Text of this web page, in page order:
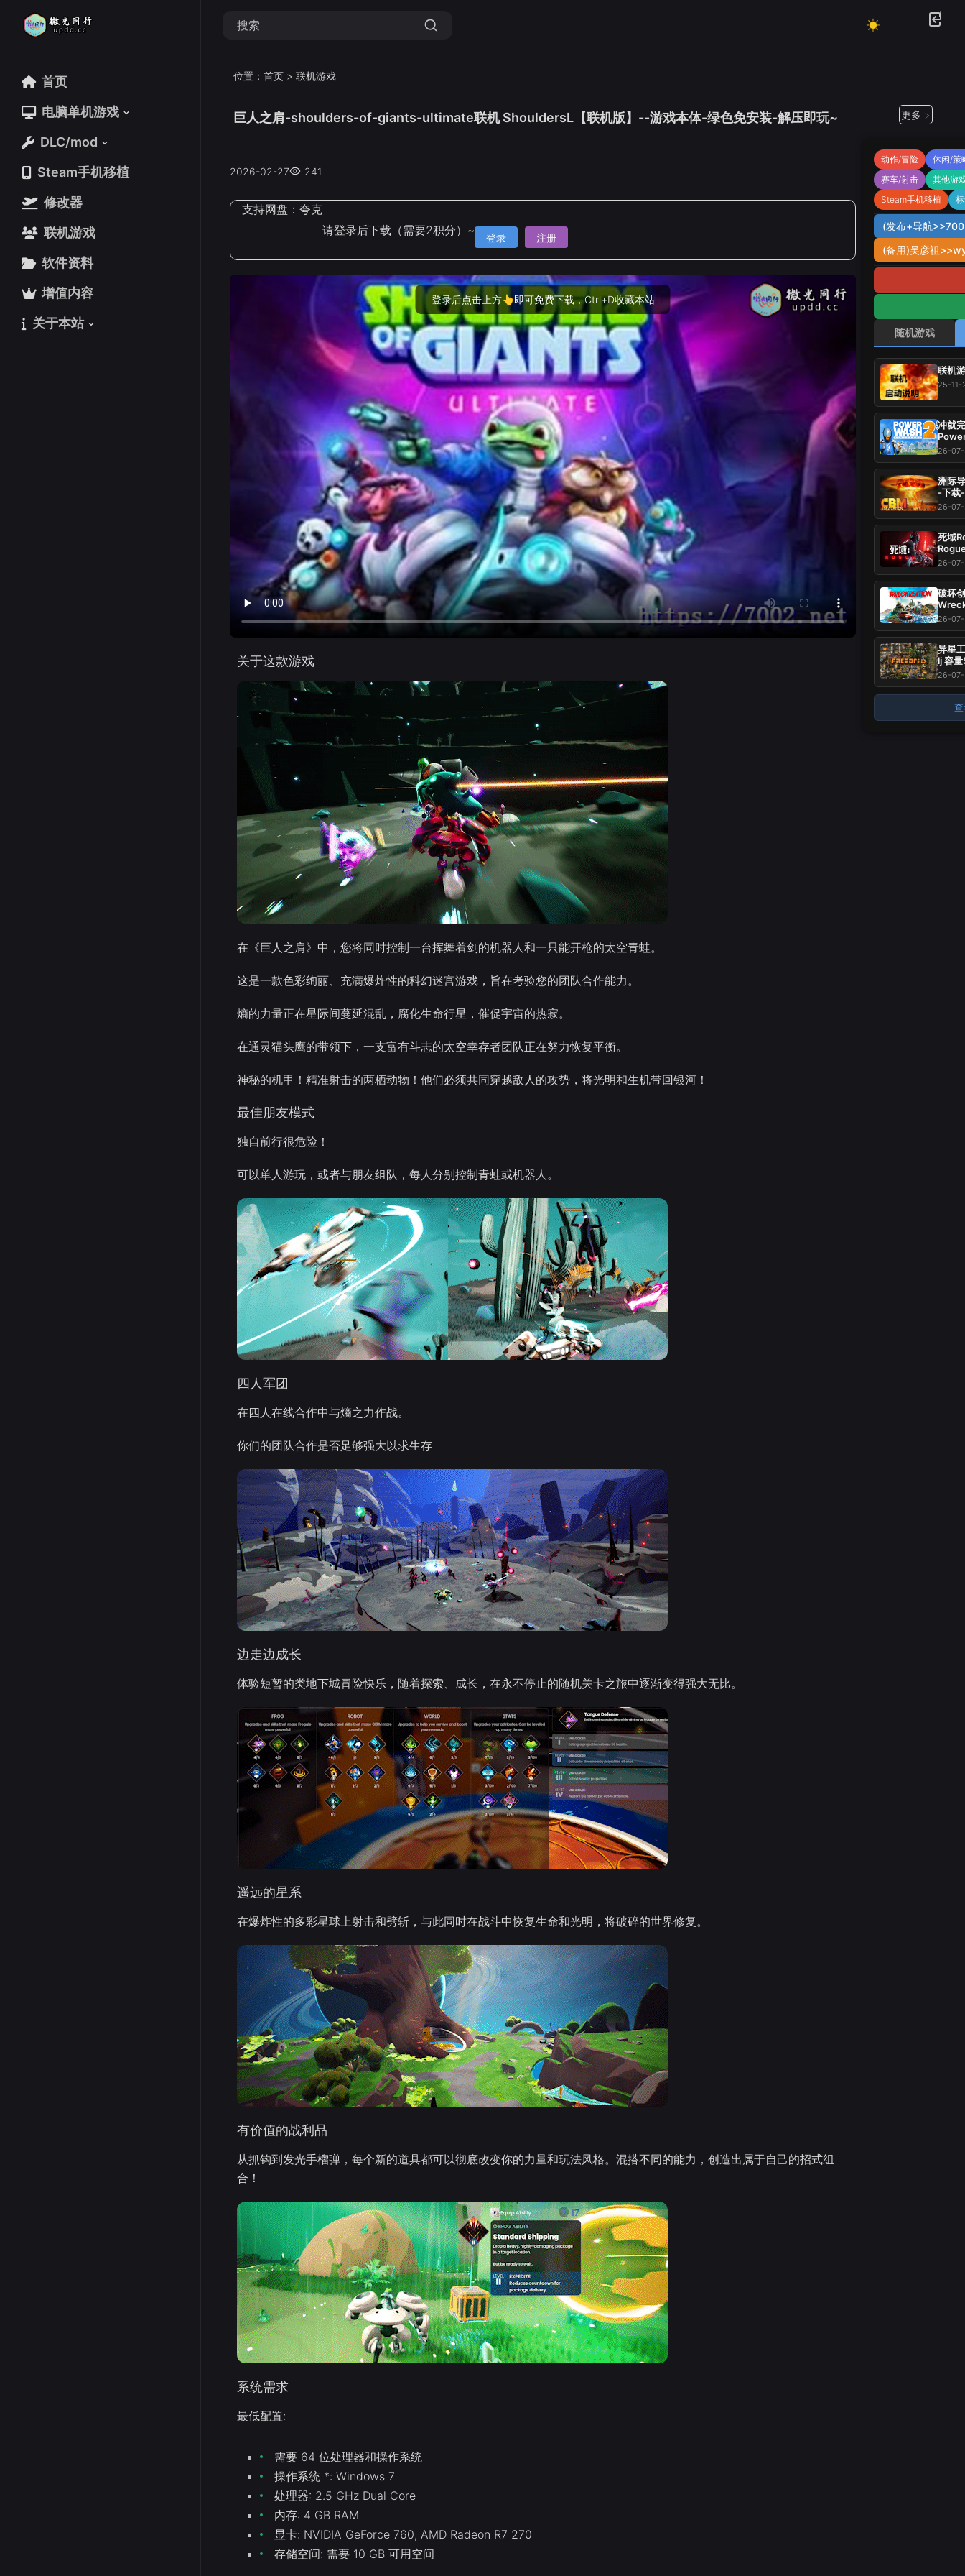
首页
电脑单机游戏
DLC/mod
Steam手机移植
修改器
联机游戏
软件资料
增值内容
关于本站
首页
电脑单机游戏
DLC/mod
Steam手机移植
修改器
联机游戏
软件资料
增值内容
关于本站
位置： 首页 > 联机游戏
巨人之肩-shoulders-of-giants-ultimate联机 ShouldersL【联机版】--游戏本体-绿色免安装-解压即玩~ 更多 >
2026-02-27 241
支持网盘： 夸克
请登录后下载（需要2积分）~
登录 注册
登录后点击上方👆即可免费下载，Ctrl+D收藏本站
关于这款游戏
在《巨人之肩》中，您将同时控制一台挥舞着剑的机器人和一只能开枪的太空青蛙。
这是一款色彩绚丽、充满爆炸性的科幻迷宫游戏，旨在考验您的团队合作能力。
熵的力量正在星际间蔓延混乱，腐化生命行星，催促宇宙的热寂。
在通灵猫头鹰的带领下，一支富有斗志的太空幸存者团队正在努力恢复平衡。
神秘的机甲！精准射击的两栖动物！他们必须共同穿越敌人的攻势，将光明和生机带回银河！
最佳朋友模式
独自前行很危险！
可以单人游玩，或者与朋友组队，每人分别控制青蛙或机器人。
四人军团
在四人在线合作中与熵之力作战。
你们的团队合作是否足够强大以求生存
边走边成长
体验短暂的类地下城冒险快乐，随着探索、成长，在永不停止的随机关卡之旅中逐渐变得强大无比。
遥远的星系
在爆炸性的多彩星球上射击和劈斩，与此同时在战斗中恢复生命和光明，将破碎的世界修复。
有价值的战利品
从抓钩到发光手榴弹，每个新的道具都可以彻底改变你的力量和玩法风格。混搭不同的能力，创造出属于自己的招式组
合！
系统需求
最低配置:
需要 64 位处理器和操作系统
操作系统 *: Windows 7
处理器: 2.5 GHz Dual Core
内存: 4 GB RAM
显卡: NVIDIA GeForce 760, AMD Radeon R7 270
存储空间: 需要 10 GB 可用空间
动作/冒险
休闲/策
赛车/射击
其他游
Steam手机移植
(发布+导航
(备用)吴彦祖
随机游戏
联机
25-11-
冲就
载-游
26-
洲际导
-下载
26-07-
死域
压即
26-07-
破坏
26-07-
异星
lj 容
标 -
26-07-